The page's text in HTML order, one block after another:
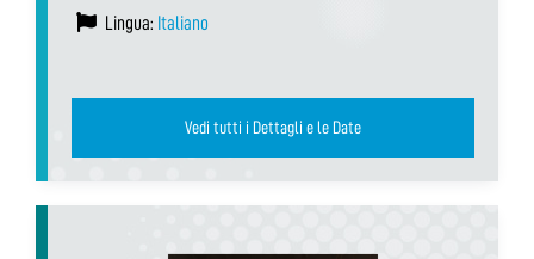
Lingua: Italiano
Vedi tutti i Dettagli e le Date